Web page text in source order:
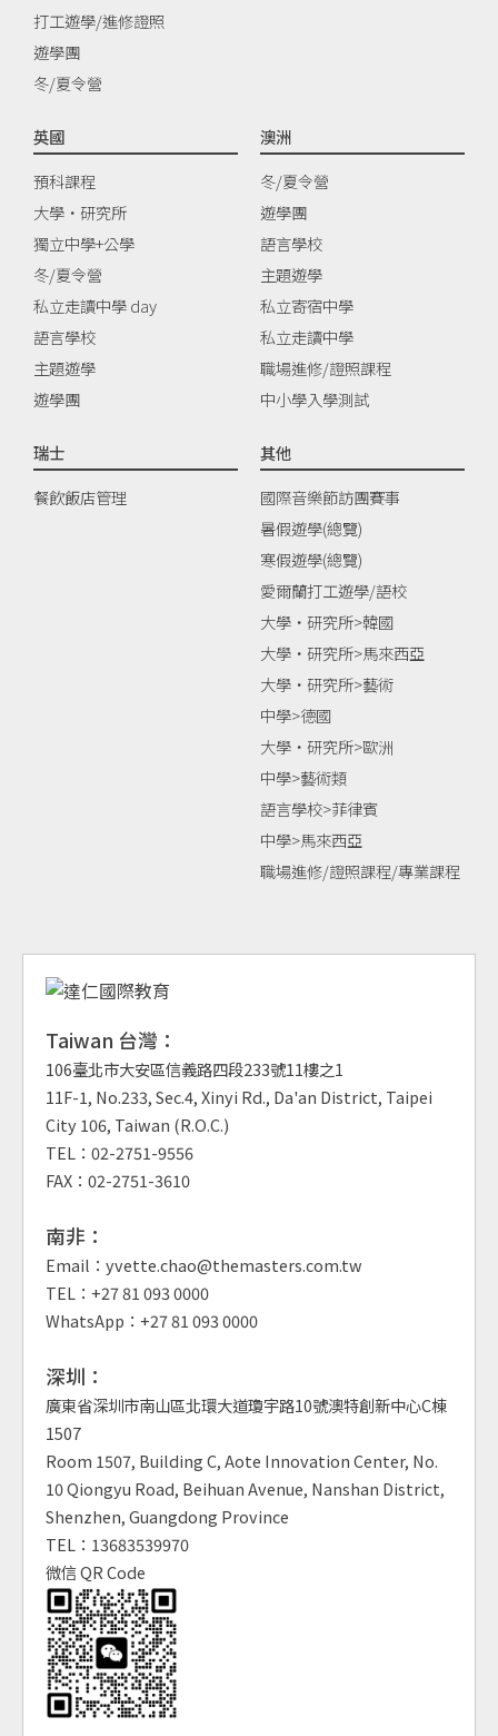
打工遊學/進修證照
遊學團
冬/夏令營
英國
預科課程
大學‧研究所
獨立中學+公學
冬/夏令營
私立走讀中學 day
語言學校
主題遊學
遊學團
澳洲
冬/夏令營
遊學團
語言學校
主題遊學
私立寄宿中學
私立走讀中學
職場進修/證照課程
中小學入學測試
瑞士
餐飲飯店管理
其他
國際音樂節訪團賽事
暑假遊學(總覽)
寒假遊學(總覽)
愛爾蘭打工遊學/語校
大學‧研究所>韓國
大學‧研究所>馬來西亞
大學‧研究所>藝術
中學>德國
大學‧研究所>歐洲
中學>藝術類
語言學校>菲律賓
中學>馬來西亞
職場進修/證照課程/專業課程
Taiwan 台灣：
106臺北市大安區信義路四段233號11樓之1
11F-1, No.233, Sec.4, Xinyi Rd., Da'an District, Taipei
City 106, Taiwan (R.O.C.)
TEL：02-2751-9556
FAX：02-2751-3610
南非：
Email：yvette.chao@themasters.com.tw
TEL：+27 81 093 0000
WhatsApp：+27 81 093 0000
深圳：
廣東省深圳市南山區北環大道瓊宇路10號澳特創新中心C棟
1507
Room 1507, Building C, Aote Innovation Center, No.
10 Qiongyu Road, Beihuan Avenue, Nanshan District,
Shenzhen, Guangdong Province
TEL：13683539970
微信 QR Code